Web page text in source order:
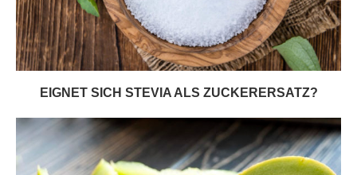
EIGNET SICH STEVIA ALS ZUCKERERSATZ?